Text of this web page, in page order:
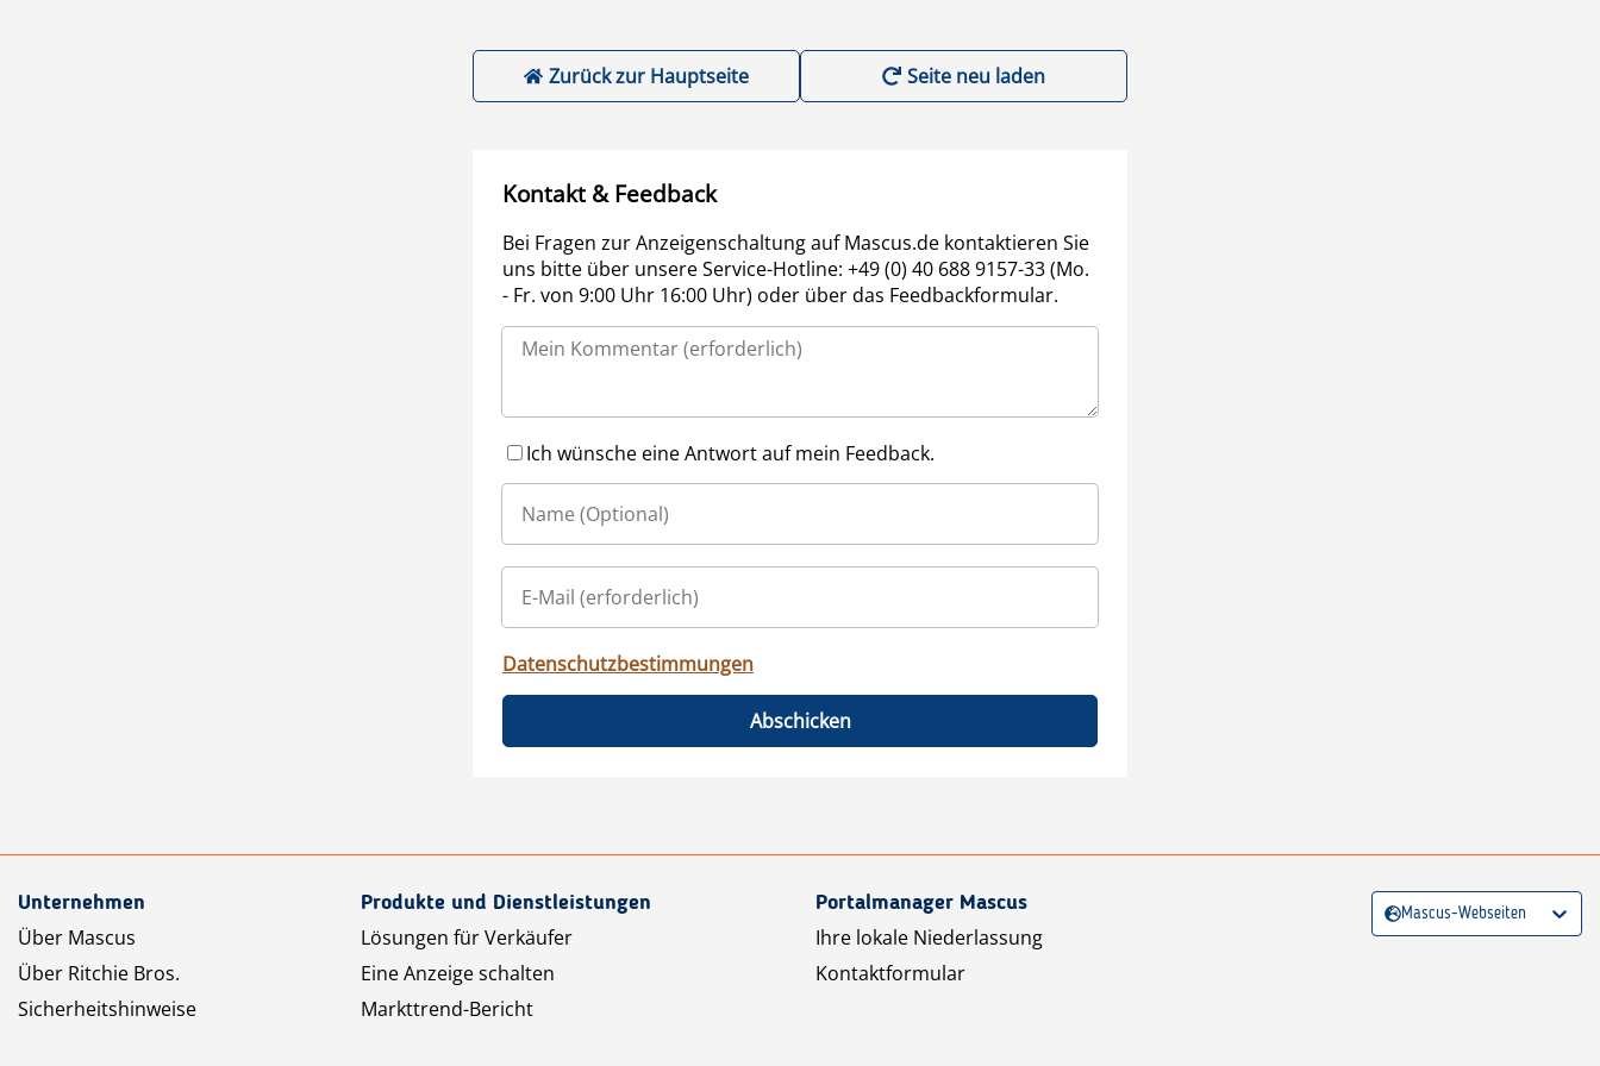
Zurück zur Hauptseite Seite neu laden
Kontakt & Feedback
Bei Fragen zur Anzeigenschaltung auf Mascus.de kontaktieren Sie
uns bitte über unsere Service-Hotline: +49 (0) 40 688 9157-33 (Mo.
- Fr. von 9:00 Uhr 16:00 Uhr) oder über das Feedbackformular.
Ich wünsche eine Antwort auf mein Feedback.
Datenschutzbestimmungen
Abschicken
Unternehmen
Über Mascus
Über Ritchie Bros.
Sicherheitshinweise
Produkte und Dienstleistungen
Lösungen für Verkäufer
Eine Anzeige schalten
Markttrend-Bericht
Portalmanager Mascus
Ihre lokale Niederlassung
Kontaktformular
Mascus-Webseiten